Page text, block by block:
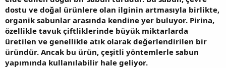
dostu ve doğal ürünlere olan ilginin artmasıyla birlikte,
organik sabunlar arasında kendine yer buluyor. Pirina,
özellikle tavuk çiftliklerinde büyük miktarlarda
üretilen ve genellikle atık olarak değerlendirilen bir
üründür. Ancak bu ürün, çeşitli yöntemlerle sabun
yapımında kullanılabilir hale geliyor.